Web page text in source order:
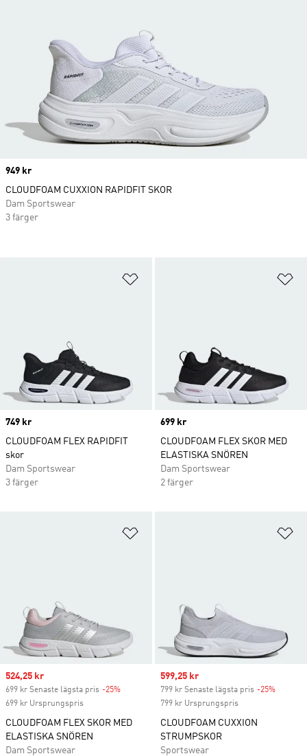
Price
749 kr
CLOUDFOAM FLEX RAPIDFIT
skor
Dam Sportswear
3 färger
Price
699 kr
CLOUDFOAM FLEX SKOR MED
ELASTISKA SNÖREN
Dam Sportswear
2 färger
Sale price
524,25 kr
699 kr Senaste lägsta pris -25%
699 kr Ursprungspris
CLOUDFOAM FLEX SKOR MED
ELASTISKA SNÖREN
Dam Sportswear
Sale price
599,25 kr
799 kr Senaste lägsta pris -25%
799 kr Ursprungspris
CLOUDFOAM CUXXION
STRUMPSKOR
Sportswear
Price
949 kr
CLOUDFOAM CUXXION RAPIDFIT SKOR
Dam Sportswear
3 färger